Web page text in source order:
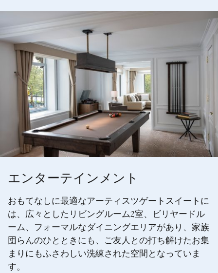
エンターテインメント
おもてなしに最適なアーティスツゲートスイートに
は、広々としたリビングルーム2室、ビリヤードル
ーム、フォーマルなダイニングエリアがあり、家族
団らんのひとときにも、ご友人との打ち解けたお集
まりにもふさわしい洗練された空間となっていま
す。